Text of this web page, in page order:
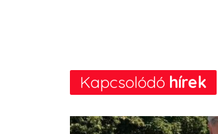
Kapcsolódó hírek